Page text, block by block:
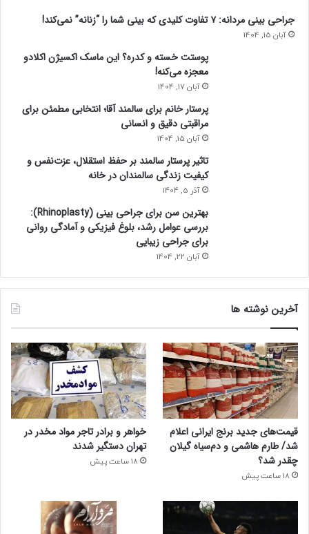
جراحی بینی مردانه: ۷ تفاوت کلیدی که بینی شما را “زنانه” نمی‌کند!
آبان 15, 1404
پوستت خسته و کدره؟ این ماسک اکسیژن اکلادو
معجزه می‌کنه!
آبان 17, 1404
پرستار خانم برای سالمند آقا؛ انتخابی مطمئن برای
مراقبتی دقیق و انسانی
آبان 15, 1404
تاثیر پرستار سالمند بر حفظ استقلال، عزت‌نفس و
کیفیت زندگی سالمندان در خانه
آذر 5, 1404
بهترین سن برای جراحی بینی (Rhinoplasty):
بررسی عوامل رشد، بلوغ فیزیکی و آمادگی روانی
برای جراحی زیبایی
آبان 22, 1404
آخرین نوشته ها
قیمت‌های جدید برنج ایرانی اعلام
شد/ طارم هاشمی و دم‌سیاه گیلان
چقدر شد؟
18 ساعت پیش
خواهر و برادر تاجر مواد مخدر در
تهران دستگیر شدند
18 ساعت پیش